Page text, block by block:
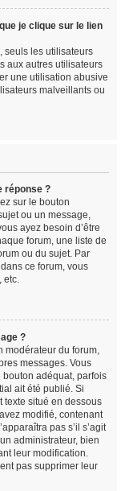
je clique sur le lien
seuls les utilisateurs
aux autres utilisateurs
une utilisation abusive
malveillants ou
réponse ?
sur le bouton
ou un message,
ayez besoin d’être
forum, une liste de
ou du sujet. Par
ce forum, vous
etc.
?
modérateur du forum,
messages. Vous
adéquat, parfois
ait été publié. Si
texte situé en dessous
modifié, contenant
pas s’il s’agit
administrateur, bien
leur modification.
pas supprimer leur